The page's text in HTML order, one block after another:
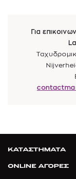
Για
ΚΑΤΑΣΤΗΜΑΤΑ
ONLINE ΑΓΟΡΕΣ